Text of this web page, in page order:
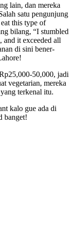
lain, dan mereka
satu pengunjung
this type of
bilang, “I stumbled
and it exceeded all
di sini bener-
50,000, jadi
vegetarian, mereka
terkenal itu.
kalo gue ada di
banget!